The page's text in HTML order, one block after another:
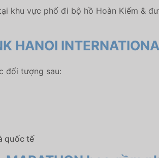
tại khu vực phố đi bộ hồ Hoàn Kiếm
đối tượng sau:
quốc tế